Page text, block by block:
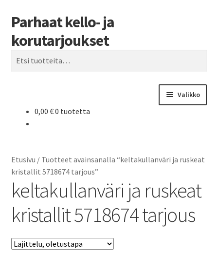
Siirry
navigointiin
Siirry
sisältöön
Parhaat kello- ja
korutarjoukset
Haku
Valikko
0,00 €0 tuotetta
Etusivu / Tuotteet avainsanalla “keltakullanväri ja ruskeat
kristallit 5718674 tarjous”
keltakullanväri ja ruskeat
kristallit 5718674 tarjous